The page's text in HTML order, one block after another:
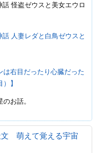
怪盗ゼウスと美女エウロ
人妻レダと白鳥ゼウスと
は右目だったり心臓だった
】
お話。
文 萌えて覚える宇宙